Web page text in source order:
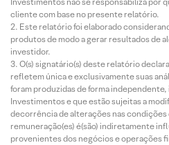
cliente com base no presente relatório.
Este relatório foi elaborado
produtos de modo a gerar resultados de
investidor.
O(s) signatário(s) deste relatório
refletem única e exclusivamente suas
foram produzidas de forma independente,
Investimentos e que estão sujeitas a
decorrência de alterações nas condições
remuneração(es) é(são) indiretamente
provenientes dos negócios e operações